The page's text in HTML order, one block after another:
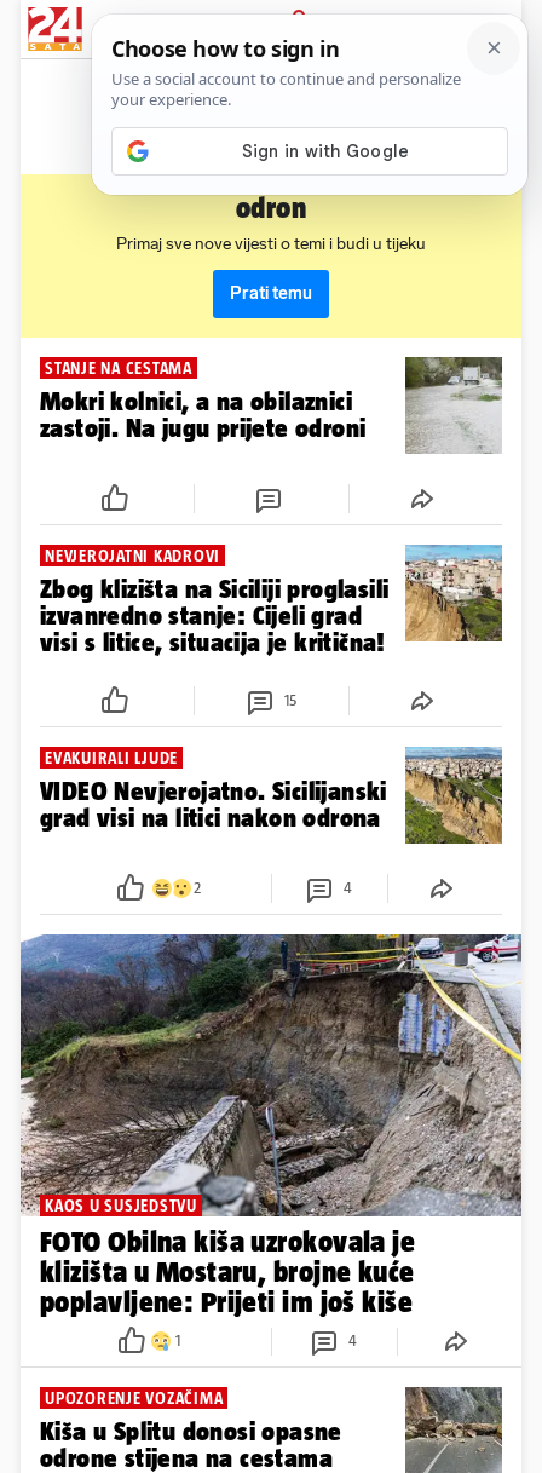
PRIJAVA
News
odron
Primaj sve nove vijesti o temi i budi u tijeku
Prati temu
STANJE NA CESTAMA
Mokri kolnici, a na obilaznici
zastoji. Na jugu prijete odroni
NEVJEROJATNI KADROVI
Zbog klizišta na Siciliji proglasili
izvanredno stanje: Cijeli grad
visi s litice, situacija je kritična!
15
EVAKUIRALI LJUDE
VIDEO Nevjerojatno. Sicilijanski
grad visi na litici nakon odrona
2 4
KAOS U SUSJEDSTVU
FOTO Obilna kiša uzrokovala je
klizišta u Mostaru, brojne kuće
poplavljene: Prijeti im još kiše
1 4
UPOZORENJE VOZAČIMA
Kiša u Splitu donosi opasne
odrone stijena na cestama